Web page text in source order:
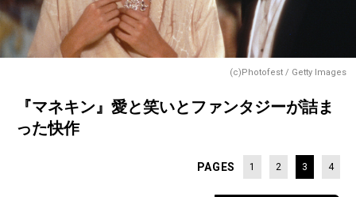
(c)Photofest / Getty Images
『マネキン』愛と笑いとファンタジーが詰ま
った快作
PAGES 1 2 3 4